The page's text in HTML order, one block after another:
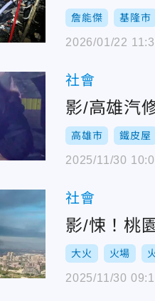
詹能傑 基隆市
2026/01/22
社會
影/高雄汽
高雄市 鐵皮屋
2025/11/30
社會
影/悚！桃
大火 火場
2025/11/30